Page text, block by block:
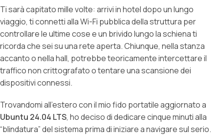
Ti sarà capitato mille volte: arrivi in hotel dopo un lungo
viaggio, ti connetti alla Wi-Fi pubblica della struttura per
controllare le ultime cose e un brivido lungo la schiena ti
ricorda che sei su una rete aperta. Chiunque, nella stanza
accanto o nella hall, potrebbe teoricamente intercettare il
traffico non crittografato o tentare una scansione dei
dispositivi connessi.
Trovandomi all’estero con il mio fido portatile aggiornato a
Ubuntu 24.04 LTS, ho deciso di dedicare cinque minuti alla
“blindatura” del sistema prima di iniziare a navigare sul serio.